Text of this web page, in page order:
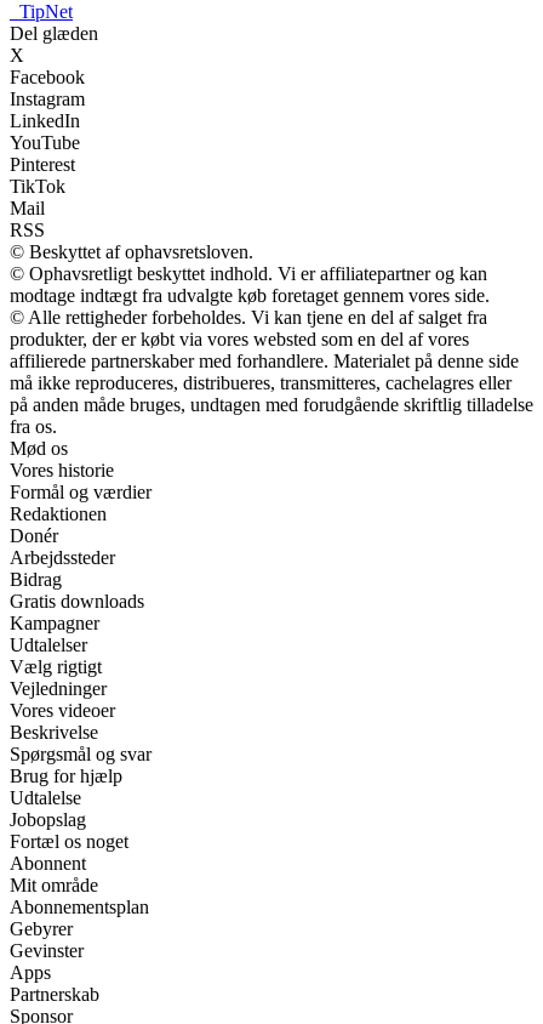
TipNet
Del glæden
X
Facebook
Instagram
LinkedIn
YouTube
Pinterest
TikTok
Mail
RSS
© Beskyttet af ophavsretsloven.
© Ophavsretligt beskyttet indhold. Vi er affiliatepartner og kan
modtage indtægt fra udvalgte køb foretaget gennem vores side.
© Alle rettigheder forbeholdes. Vi kan tjene en del af salget fra
produkter, der er købt via vores websted som en del af vores
affilierede partnerskaber med forhandlere. Materialet på denne side
må ikke reproduceres, distribueres, transmitteres, cachelagres eller
på anden måde bruges, undtagen med forudgående skriftlig tilladelse
fra os.
Mød os
Vores historie
Formål og værdier
Redaktionen
Donér
Arbejdssteder
Bidrag
Gratis downloads
Kampagner
Udtalelser
Vælg rigtigt
Vejledninger
Vores videoer
Beskrivelse
Spørgsmål og svar
Brug for hjælp
Udtalelse
Jobopslag
Fortæl os noget
Abonnent
Mit område
Abonnementsplan
Gebyrer
Gevinster
Apps
Partnerskab
Sponsor